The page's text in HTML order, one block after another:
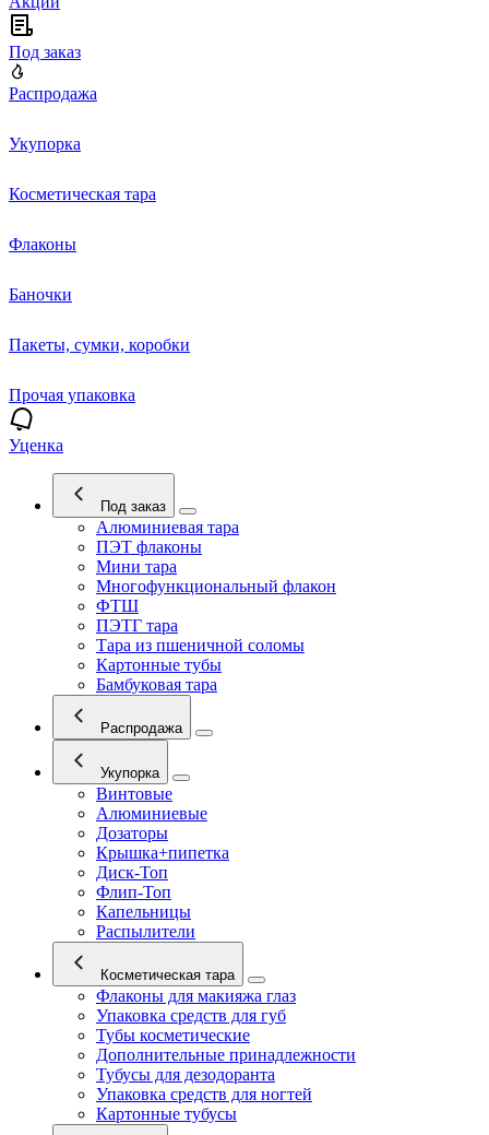
Под заказ
Распродажа
Укупорка
Косметическая тара
Флаконы
Баночки
Пакеты, сумки, коробки
Прочая упаковка
Уценка
Под заказ
Алюминиевая тара
ПЭТ флаконы
Мини тара
Многофункциональный флакон
ФТШ
ПЭТГ тара
Тара из пшеничной соломы
Картонные тубы
Бамбуковая тара
Распродажа
Укупорка
Винтовые
Алюминиевые
Дозаторы
Крышка+пипетка
Диск-Топ
Флип-Топ
Капельницы
Распылители
Косметическая тара
Флаконы для макияжа глаз
Упаковка средств для губ
Тубы косметические
Дополнительные принадлежности
Тубусы для дезодоранта
Упаковка средств для ногтей
Картонные тубусы